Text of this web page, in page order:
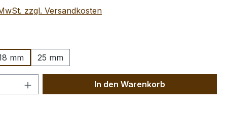
zzgl. Versandkosten
mm 25 mm
Anzahl: Gib den gewünschten Wert
In den Warenkorb